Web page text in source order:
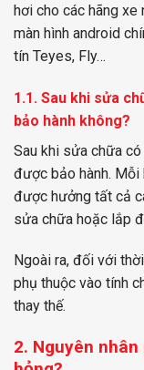
hơi cho các hãng xe
màn hình android
tín Teyes, Fly…
1.1. Sau khi sửa
bảo hành không?
Sau khi sửa chữa
được bảo hành. Mỗi
được hưởng tất cả
sửa chữa hoặc lắp
Ngoài ra, đối với
phụ thuộc vào tính
thay thế.
2. Nguyên